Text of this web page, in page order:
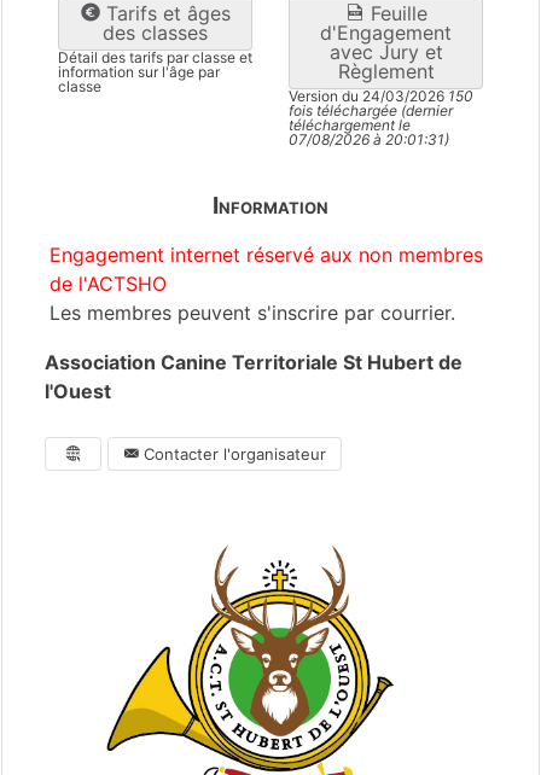
Tarifs et âges
des classes
Détail des tarifs par classe et
information sur l'âge par
classe
Feuille
d'Engagement
avec Jury et
Règlement
Version du 24/03/2026 150
fois téléchargée (dernier
téléchargement le
07/08/2026 à 20:01:31)
Information
Engagement internet réservé aux non membres
de l'ACTSHO
Les membres peuvent s'inscrire par courrier.
Association Canine Territoriale St Hubert de
l'Ouest
Contacter l'organisateur